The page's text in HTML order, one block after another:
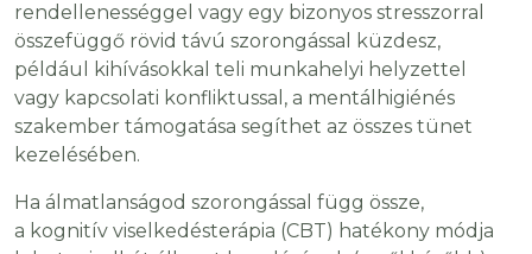
rendellenességgel vagy egy bizonyos stresszorral
összefüggő rövid távú szorongással küzdesz,
például kihívásokkal teli munkahelyi helyzettel
vagy kapcsolati konfliktussal, a mentálhigiénés
szakember támogatása segíthet az összes tünet
kezelésében.
Ha álmatlanságod szorongással függ össze,
a kognitív viselkedésterápia (CBT) hatékony módja